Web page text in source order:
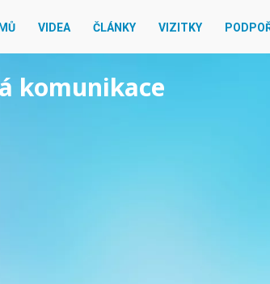
VIDEA ČLÁNKY VIZITKY
komunikace